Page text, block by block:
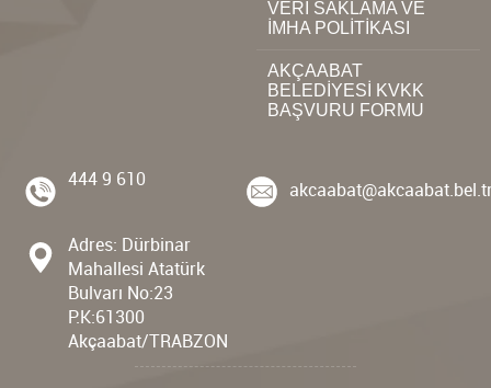
VERİ SAKLAMA VE
İMHA POLİTİKASI
AKÇAABAT
BELEDİYESİ KVKK
BAŞVURU FORMU
444 9 610
Adres: Dürbinar
Mahallesi Atatürk
Bulvarı No:23
P.K:61300
Akçaabat/TRABZON